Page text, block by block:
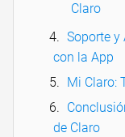
Claro
Soporte y
con la App
Mi Claro:
de Claro